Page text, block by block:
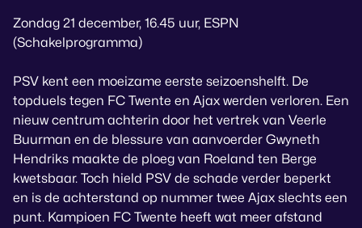
Zondag 21 december, 16.45 uur, ESPN
(Schakelprogramma)
PSV kent een moeizame eerste seizoenshelft. De
topduels tegen FC Twente en Ajax werden verloren. Een
nieuw centrum achterin door het vertrek van Veerle
Buurman en de blessure van aanvoerder Gwyneth
Hendriks maakte de ploeg van Roeland ten Berge
kwetsbaar. Toch hield PSV de schade verder beperkt
en is de achterstand op nummer twee Ajax slechts een
punt. Kampioen FC Twente heeft wat meer afstand